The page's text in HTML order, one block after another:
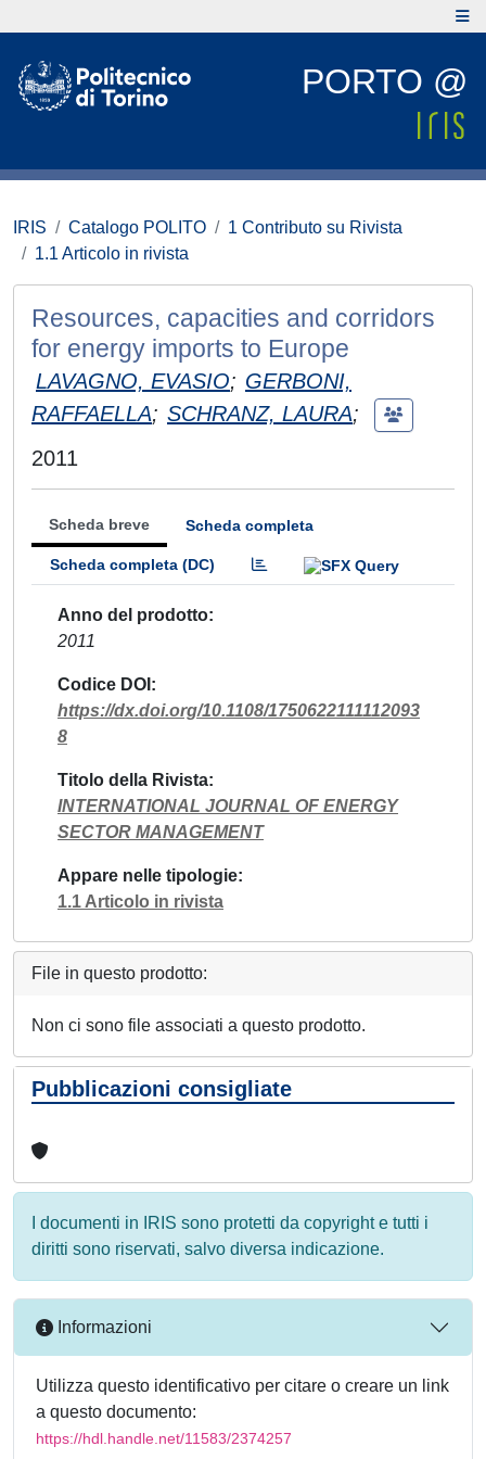
PORTO @
IRIS Catalogo POLITO
1 Contributo su Rivista
1.1 Articolo in rivista
Resources, capacities and corridors
for energy imports to Europe
LAVAGNO, EVASIO; GERBONI,
RAFFAELLA; SCHRANZ, LAURA;
2011
Scheda breve Scheda completa
Scheda completa (DC)
Anno del prodotto
2011
Codice DOI
https://dx.doi.org/10.1108/1750622111112093
8
Titolo della Rivista
INTERNATIONAL JOURNAL OF ENERGY
SECTOR MANAGEMENT
Appare nelle tipologie
1.1 Articolo in rivista
File in questo prodotto:
Non ci sono file associati a questo prodotto.
Pubblicazioni consigliate
I documenti in IRIS sono protetti da copyright e tutti i
diritti sono riservati, salvo diversa indicazione.
Informazioni
Utilizza questo identificativo per citare o creare un link
a questo documento:
https://hdl.handle.net/11583/2374257